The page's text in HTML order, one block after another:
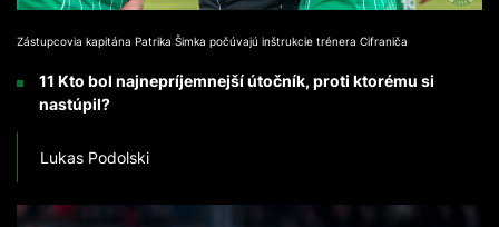
Zástupcovia kapitána Patrika Šimka počúvajú inštrukcie trénera Cifraniča
11 Kto bol najnepríjemnejší útočník, proti ktorému si
nastúpil?
Lukas Podolski